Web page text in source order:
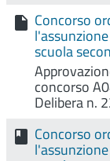
Concorso
scuola
concorso
Delibera n.
Concorso